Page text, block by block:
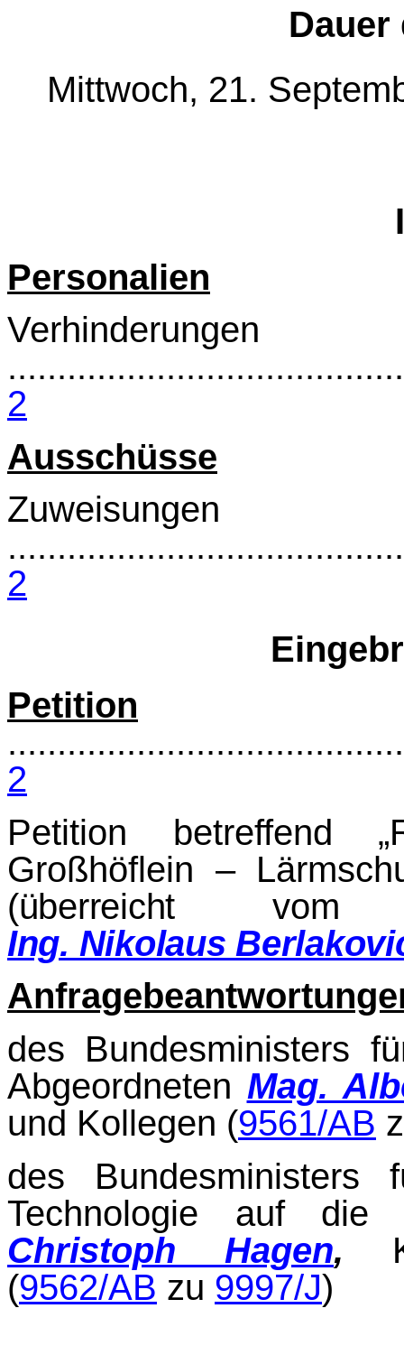
Dauer
Mittwoch, 21.
Personalien
Verhinderungen
2
Ausschüsse
Zuweisungen
2
Petition
2
Petition betreffend
Großhöflein –
(überreicht
Ing. Nikolaus
des Bundesministers
Abgeordneten Mag.
und Kollegen (9561/AB
des Bundesministers
Technologie auf die
Christoph Hagen,
(9562/AB zu 9997/J)